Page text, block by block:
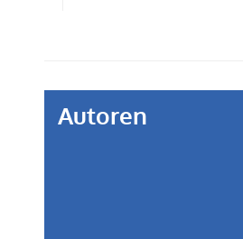
Autoren